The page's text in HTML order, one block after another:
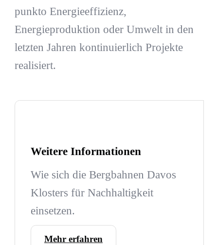
punkto Energieeffizienz,
Energieproduktion oder Umwelt in den
letzten Jahren kontinuierlich Projekte
realisiert.
Weitere Informationen
Wie sich die Bergbahnen Davos
Klosters für Nachhaltigkeit
einsetzen.
Mehr erfahren